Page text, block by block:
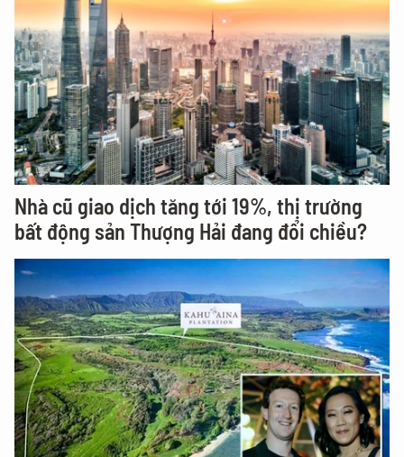
Nhà cũ giao dịch tăng tới 19%, thị trường
bất động sản Thượng Hải đang đổi chiều?